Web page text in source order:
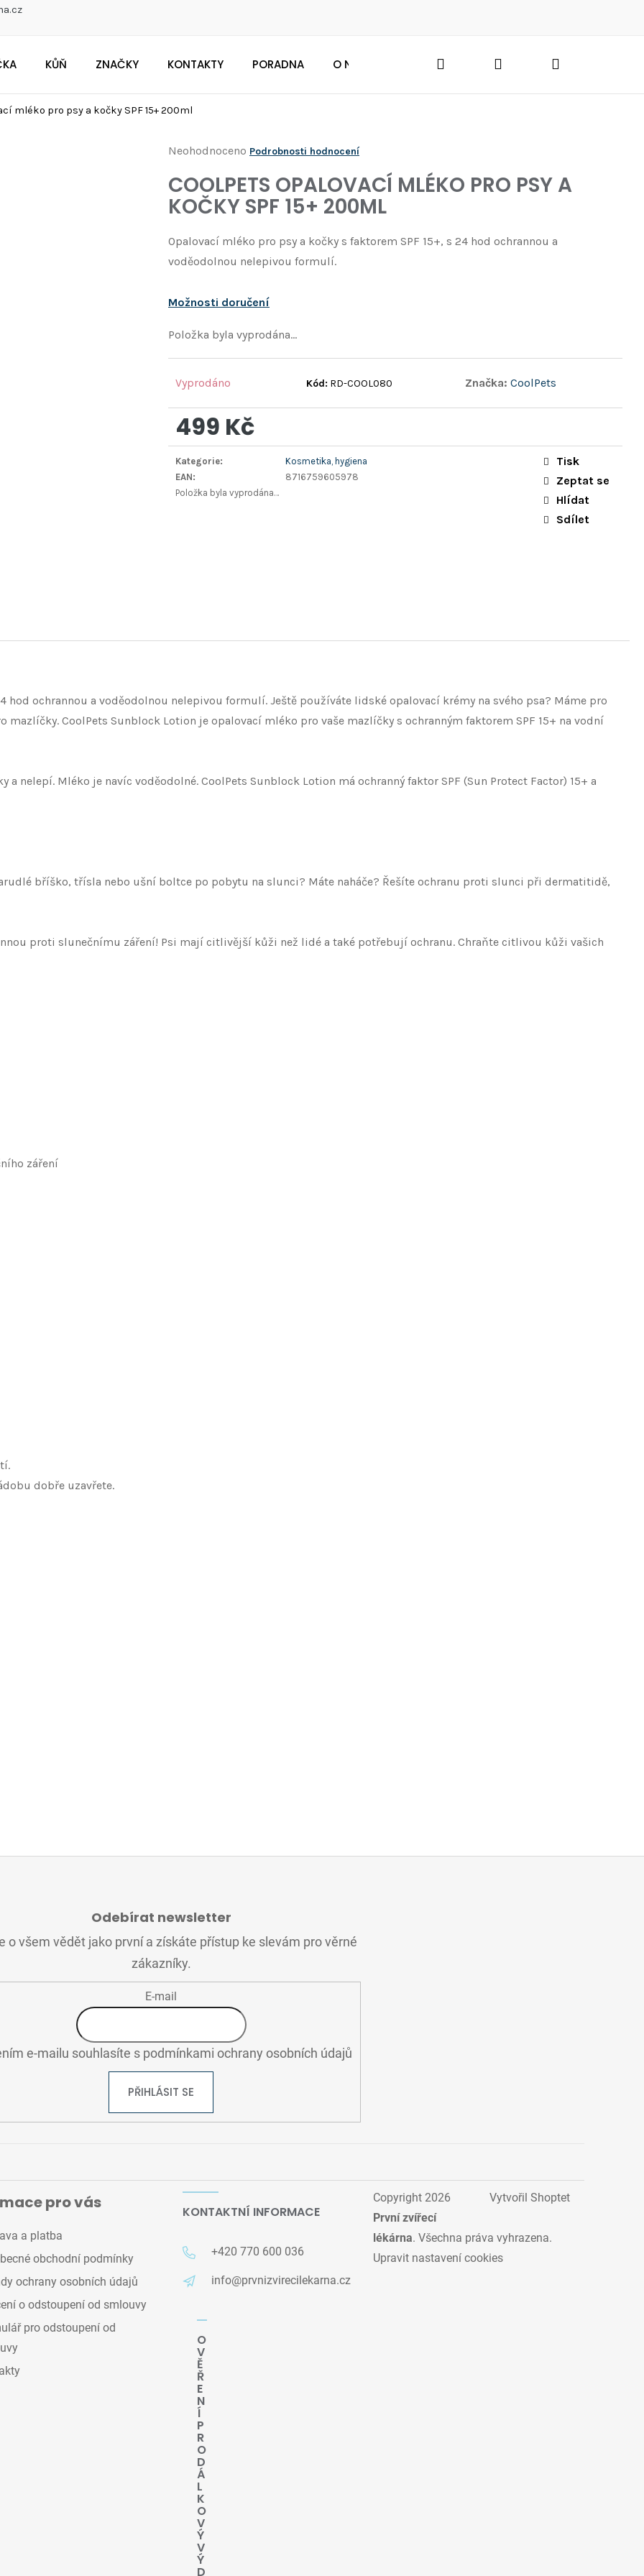
KŮŇ ZNAČKY KONTAKTY PORADNA O NÁS Hledat PřihlášeníNákupní
mléko pro psy a kočky SPF 15+ 200ml
Průměrné
produktu
je
Neohodnoceno Podrobnosti hodnocení
COOLPETS OPALOVACÍ MLÉKO PRO PSY A
KOČKY SPF 15+ 200ML
Opalovací mléko pro psy a kočky s faktorem SPF 15+, s 24 hod ochrannou a
voděodolnou nelepivou formulí.
Možnosti doručení
Položka byla vyprodána…
Vyprodáno Kód: RD-COOL080 Značka:CoolPets
499 Kč
Měrná
cena:
Kategorie:
Kosmetika, hygiena
EAN:
8716759605978
Položka byla vyprodána…
Tisk
Zeptat se
Hlídat
Sdílet
hod ochrannou a voděodolnou nelepivou formulí. Ještě používáte lidské opalovací krémy na svého psa? Máme pro
mazlíčky. CoolPets Sunblock Lotion je opalovací mléko pro vaše mazlíčky s ochranným faktorem SPF 15+ na vodní
a nelepí. Mléko je navíc voděodolné. CoolPets Sunblock Lotion má ochranný faktor SPF (Sun Protect Factor) 15+ a
bříško, třísla nebo ušní boltce po pobytu na slunci? Máte naháče? Řešíte ochranu proti slunci při dermatitidě,
proti slunečnímu záření! Psi mají citlivější kůži než lidé a také potřebují ochranu. Chraňte citlivou kůži vašich
záření
dobře uzavřete.
CO POTŘEBUJETE NAJÍT?
Odebírat newsletter
o všem vědět jako první a získáte přístup ke slevám pro věrné
zákazníky.
E-mail
e-mailu souhlasíte s podmínkami ochrany osobních údajů
PŘIHLÁSIT SE
pro vás
a platba
obchodní podmínky
ochrany osobních údajů
o odstoupení od smlouvy
pro odstoupení od
KONTAKTNÍ INFORMACE
+420 770 600 036
info@prvnizvirecilekarna.cz
O
V
Ě
Ř
E
N
Í
P
R
O
D
Á
L
K
O
V
Ý
V
Ý
D
Vytvořil Shoptet
Copyright 2026
První zvířecí
lékárna. Všechna práva vyhrazena.
Upravit nastavení cookies